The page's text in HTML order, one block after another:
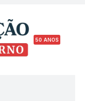
50 ANOS